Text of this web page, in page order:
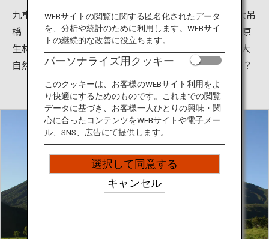
九重”夢”大吊橋は長さ390ｍ、高さ173ｍの日本一の大吊
橋（歩行者専用）です。橋からは震動の滝と九酔渓の原
生林が一望でき、四季折々の渓谷美が堪能できます。大
自然を感じるために、一度訪れてはいかがでしょうか？
WEBサイトの閲覧に関する匿名化されたデータ
を、分析や統計のために利用します。WEBサイ
トの継続的な改善に役立ちます。
パーソナライズ用クッキー
このクッキーは、お客様のWEBサイト利用をよ
り快適にするためのものです。これまでの閲覧
データに基づき、お客様一人ひとりの興味・関
心に合ったコンテンツをWEBサイトや電子メー
ル、SNS、広告にて提供します。
選択して同意する
キャンセル